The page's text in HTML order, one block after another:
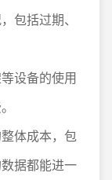
包括过期、
设备的使用
体成本，包
据都能进一